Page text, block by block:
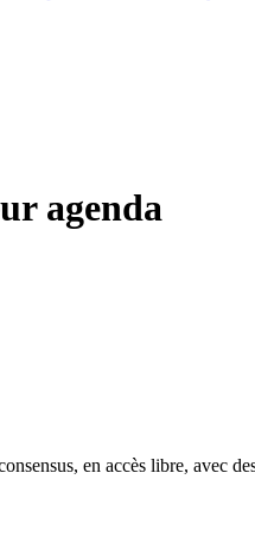
agenda
en accès libre, avec